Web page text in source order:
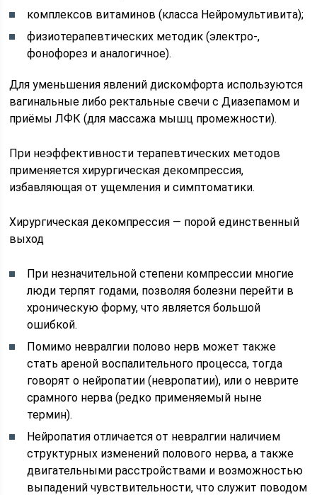
комплексов витаминов (класса Нейромультивита);
физиотерапевтических методик (электро-,
фонофорез и аналогичное).
Для уменьшения явлений дискомфорта используются
вагинальные либо ректальные свечи с Диазепамом и
приёмы ЛФК (для массажа мышц промежности).
При неэффективности терапевтических методов
применяется хирургическая декомпрессия,
избавляющая от ущемления и симптоматики.
Хирургическая декомпрессия — порой единственный
выход
При незначительной степени компрессии многие
люди терпят годами, позволяя болезни перейти в
хроническую форму, что является большой
ошибкой.
Помимо невралгии полово нерв может также
стать ареной воспалительного процесса, тогда
говорят о нейропатии (невропатии), или о неврите
срамного нерва (редко применяемый ныне
термин).
Нейропатия отличается от невралгии наличием
структурных изменений полового нерва, а также
двигательными расстройствами и возможностью
выпадений чувствительности, что служит поводом